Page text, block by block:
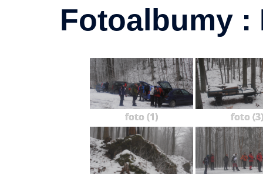
Fotoalbumy :
foto (1) foto (3)